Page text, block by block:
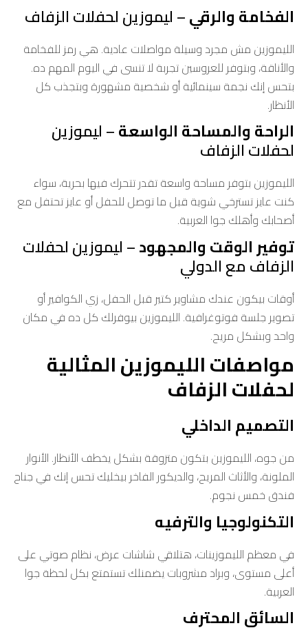
الفخامة والرقي– ليموزين لحفلات الزفاف
الليموزين مش مجرد وسيلة مواصلات عادية. هي رمز للفخامة
والأناقة، وبتوفر للعروسين تجربة لا تنسى في اليوم المهم ده.
بتحس إنك نجمة سينمائية أو شخصية مشهورة وبتجذب كل
الأنظار.
الراحة والمساحة الواسعة– ليموزين
لحفلات الزفاف
الليموزين بتوفر مساحة واسعة تقدر تتحرك فيها بحرية، سواء
كنت عايز تسترخي شوية قبل ما توصل للحفل أو عايز تحتفل مع
أصحابك وأهلك جوا العربية.
توفير الوقت والمجهود– ليموزين لحفلات
الزفاف مع الدولي
أوقات بيكون عندك مشاوير كتير قبل الحفل، زي الكوافير أو
تصوير جلسة فوتوغرافية. الليموزين بيوفرلك كل ده في مكان
واحد وبشكل مريح.
مواصفات الليموزين المثالية
لحفلات الزفاف
التصميم الداخلي
من جوه، الليموزين بتكون متزوقة بشكل يخطف الأنظار. الأنوار
الملونة، والأثاث المريح، والديكور الفاخر بيخليك تحس إنك في جناح
فندق خمس نجوم.
التكنولوجيا والترفيه
في معظم الليموزينات، هتلاقي شاشات عرض، نظام صوتي على
أعلى مستوى، وبراد مشروبات يضمنلك تستمتع بكل لحظة جوا
العربية.
السائق المحترف